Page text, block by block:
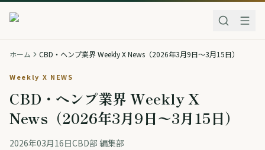
ホーム CBD・ヘンプ業界 Weekly X News（2026年3月9日〜3月15日）
Weekly X NEWS
CBD・ヘンプ業界 Weekly X
News（2026年3月9日〜3月15日）
2026年03月16日CBD部 編集部